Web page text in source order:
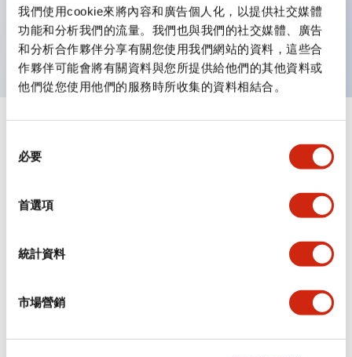
我們使用cookie來將內容和廣告個人化，以提供社交媒體
功能和分析我們的流量。我們也與我們的社交媒體、廣告
和分析合作夥伴分享有關您使用我們網站的資料，這些合
作夥伴可能會將有關資料與您所提供給他們的其他資料或
他們從您使用他們的服務時所收集的資料相結合。
必要
首選項
統計資料
市場營銷
平坦端子面。
UL・CSA認證品
環境規範
機械規格
安裝和安裝規範